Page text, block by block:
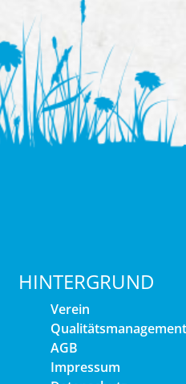
HINTERGRUND
Verein
Qualitätsmanagement
AGB
Impressum